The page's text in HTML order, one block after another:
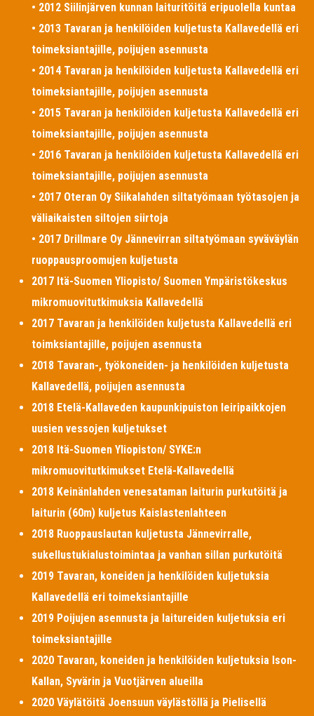
• 2012 Siilinjärven kunnan laituritöitä eripuolella kuntaa
• 2013 Tavaran ja henkilöiden kuljetusta Kallavedellä eri
toimeksiantajille, poijujen asennusta
• 2014 Tavaran ja henkilöiden kuljetusta Kallavedellä eri
toimeksiantajille, poijujen asennusta
• 2015 Tavaran ja henkilöiden kuljetusta Kallavedellä eri
toimeksiantajille, poijujen asennusta
• 2016 Tavaran ja henkilöiden kuljetusta Kallavedellä eri
toimeksiantajille, poijujen asennusta
• 2017 Oteran Oy Siikalahden siltatyömaan työtasojen ja
väliaikaisten siltojen siirtoja
• 2017 Drillmare Oy Jännevirran siltatyömaan syväväylän
ruoppausproomujen kuljetusta
2017 Itä-Suomen Yliopisto/ Suomen Ympäristökeskus
mikromuovitutkimuksia Kallavedellä
2017 Tavaran ja henkilöiden kuljetusta Kallavedellä eri
toimksiantajille, poijujen asennusta
2018 Tavaran-, työkoneiden- ja henkilöiden kuljetusta
Kallavedellä, poijujen asennusta
2018 Etelä-Kallaveden kaupunkipuiston leiripaikkojen
uusien vessojen kuljetukset
2018 Itä-Suomen Yliopiston/ SYKE:n
mikromuovitutkimukset Etelä-Kallavedellä
2018 Keinänlahden venesataman laiturin purkutöitä ja
laiturin (60m) kuljetus Kaislastenlahteen
2018 Ruoppauslautan kuljetusta Jännevirralle,
sukellustukialustoimintaa ja vanhan sillan purkutöitä
2019 Tavaran, koneiden ja henkilöiden kuljetuksia
Kallavedellä eri toimeksiantajille
2019 Poijujen asennusta ja laitureiden kuljetuksia eri
toimeksiantajille
2020 Tavaran, koneiden ja henkilöiden kuljetuksia Ison-
Kallan, Syvärin ja Vuotjärven alueilla
2020 Väylätöitä Joensuun väylästöllä ja Pielisellä